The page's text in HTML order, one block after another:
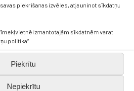
piekrišanas izvēles, atjauninot sīkdatņu
izmantotajām sīkdatnēm varat
politika”
Piekrītu
Nepiekrītu